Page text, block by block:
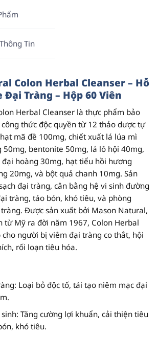
Tin
Colon Herbal Cleanser– Hỗ
Đại Tràng – Hộp60Viên
Herbal Cleanser là thực phẩm bảo
công thức độc quyền từ 12 thảo dược tự
hạt mã đề 100mg, chiếtxuất lá lúa mì
50mg, bentonite 50mg, lá lô hội 40mg,
đại hoàng 30mg, hạttiểu hồi hương
20mg, và bộtquả chanh 10mg. Sản
đại tràng, cân bằng hệ vi sinh đường
tràng, táo bón, khó tiêu, và phòng
tràng. Được sản xuất bởi Mason Natural,
từ Mỹ ra đời năm 1967, Colon Herbal
cho người bị viêm đại tràng co thắt, hội
rối loạn tiêu hóa.
: Loại bỏ độc tố, tái tạo niêm mạc đại
sinh: Tăng cường lợi khuẩn, cải thiện tiêu
khó tiêu.